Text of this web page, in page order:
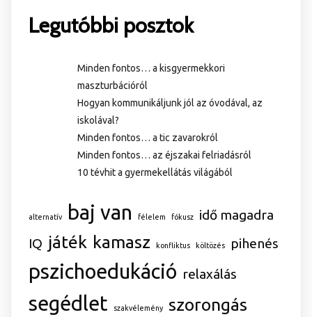
Legutóbbi posztok
Minden fontos… a kisgyermekkori
maszturbációról
Hogyan kommunikáljunk jól az óvodával, az
iskolával?
Minden fontos… a tic zavarokról
Minden fontos… az éjszakai felriadásról
10 tévhit a gyermekellátás világából
alternatív baj van félelem fókusz
idő magadra
IQ játék kamasz konfliktus költözés pihenés
pszichoedukáció relaxálás
segédlet szakvélemény szorongás